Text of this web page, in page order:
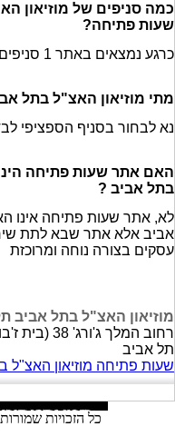
כמה סניפים של מוזיאון
שעות פתיחה?
כרגע נמצאים באתר 1 סניפים ופרטיהם
מתי מוזיאון האצ"ל בתל
נא לבחור בסניף הספציפי
האם אתר שעות פתיחה
בתל אביב ?
לא, אתר שעות פתיחה אינו
אביב אלא אתר שבא לתת
עסקים בצורה נוחה ומרוכזת
מוזיאון האצ"ל בתל אביב
רחוב המלך ג'ורג' 38 (בית ז'בוטינסקי)
תל אביב
שעות פתיחה מוזיאון האצ"ל
כל הזכויות